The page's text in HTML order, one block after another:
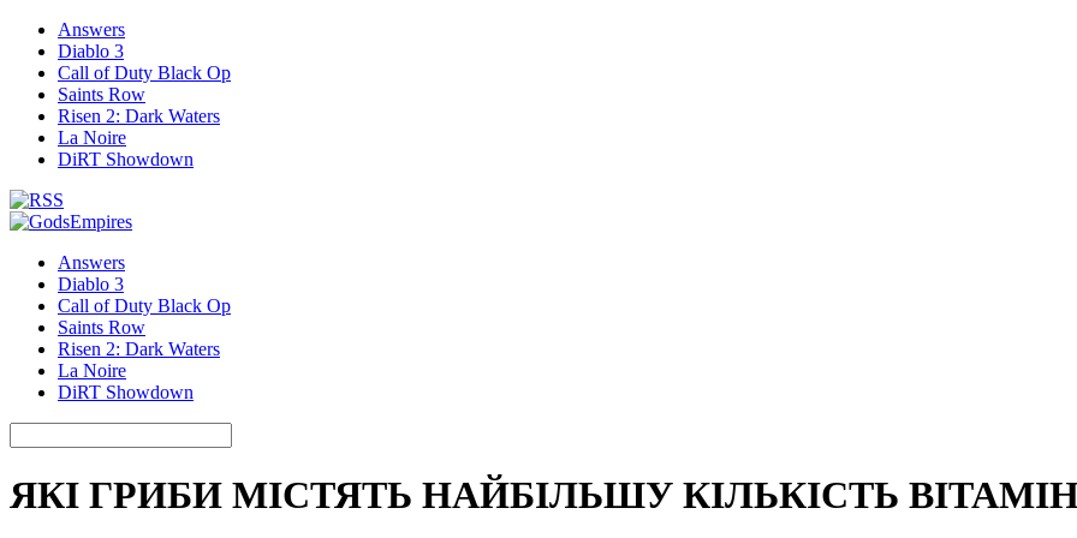
Answers
Diablo 3
Call of Duty Black Op
Saints Row
Risen 2: Dark Waters
La Noire
DiRT Showdown
Answers
Diablo 3
Call of Duty Black Op
Saints Row
Risen 2: Dark Waters
La Noire
DiRT Showdown
ЯКІ ГРИБИ МІСТЯТЬ НАЙБІЛЬШУ КІЛЬКІСТЬ